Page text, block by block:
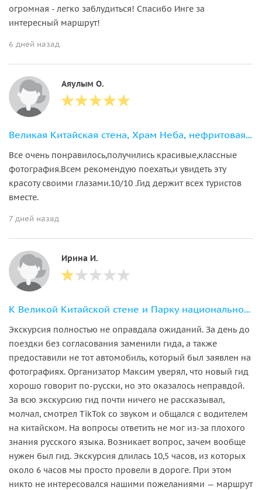
огромная - легко заблудиться! Спасибо Инге за
интересный маршрут!
6 дней назад
Аяулым О.
Великая Китайская стена, Храм Неба, нефритовая фабрика и шоу акробатики
Все очень понравилось,получились красивые,классные
фотография.Всем рекомендую поехать,и увидеть эту
красоту своими глазами.10/10 .Гид держит всех туристов
вместе.
7 дней назад
Ирина И.
К Великой Китайской стене и Парку национальностей (маршрут на выбор)
Экскурсия полностью не оправдала ожиданий. За день до
поездки без согласования заменили гида, а также
предоставили не тот автомобиль, который был заявлен на
фотографиях. Организатор Максим уверял, что новый гид
хорошо говорит по-русски, но это оказалось неправдой.
За всю экскурсию гид почти ничего не рассказывал,
молчал, смотрел TikTok со звуком и общался с водителем
на китайском. На вопросы ответить не мог из-за плохого
знания русского языка. Возникает вопрос, зачем вообще
нужен был гид. Экскурсия длилась 10,5 часов, из которых
около 6 часов мы просто провели в дороге. При этом
никто не интересовался нашими пожеланиями — маршрут